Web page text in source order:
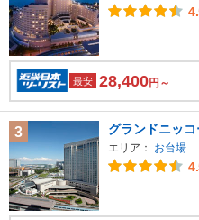
最安 28,400円～
3 グランドニッ
エリア： お台場